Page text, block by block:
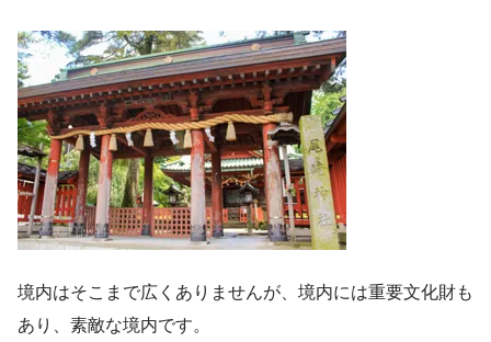
境内はそこまで広くありませんが、境内には重要文化財も
あり、素敵な境内です。